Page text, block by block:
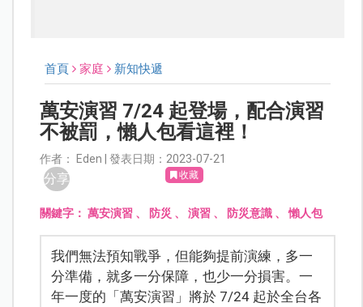
首頁 家庭 新知快遞
萬安演習 7/24 起登場，配合演習
不被罰，懶人包看這裡！
作者： Eden | 發表日期：2023-07-21
分享 收藏
關鍵字：萬安演習 、 防災 、演習 、 防災意識 、懶人包
我們無法預知戰爭，但能夠提前演練，多一
分準備，就多一分保障，也少一分損害。一
年一度的「萬安演習」將於 7/24 起於全台各